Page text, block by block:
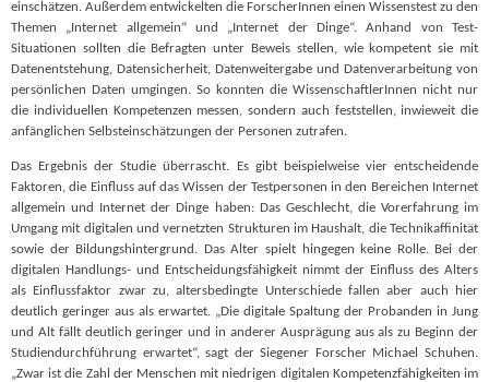
einschätzen. Außerdem entwickelten die ForscherInnen einen Wissenstest zu den
Themen „Internet allgemein“ und „Internet der Dinge“. Anhand von Test-
Situationen sollten die Befragten unter Beweis stellen, wie kompetent sie mit
Datenentstehung, Datensicherheit, Datenweitergabe und Datenverarbeitung von
persönlichen Daten umgingen. So konnten die WissenschaftlerInnen nicht nur
die individuellen Kompetenzen messen, sondern auch feststellen, inwieweit die
anfänglichen Selbsteinschätzungen der Personen zutrafen.
Das Ergebnis der Studie überrascht. Es gibt beispielweise vier entscheidende
Faktoren, die Einfluss auf das Wissen der Testpersonen in den Bereichen Internet
allgemein und Internet der Dinge haben: Das Geschlecht, die Vorerfahrung im
Umgang mit digitalen und vernetzten Strukturen im Haushalt, die Technikaffinität
sowie der Bildungshintergrund. Das Alter spielt hingegen keine Rolle. Bei der
digitalen Handlungs- und Entscheidungsfähigkeit nimmt der Einfluss des Alters
als Einflussfaktor zwar zu, altersbedingte Unterschiede fallen aber auch hier
deutlich geringer aus als erwartet. „Die digitale Spaltung der Probanden in Jung
und Alt fällt deutlich geringer und in anderer Ausprägung aus als zu Beginn der
Studiendurchführung erwartet“, sagt der Siegener Forscher Michael Schuhen.
„Zwar ist die Zahl der Menschen mit niedrigen digitalen Kompetenzfähigkeiten im